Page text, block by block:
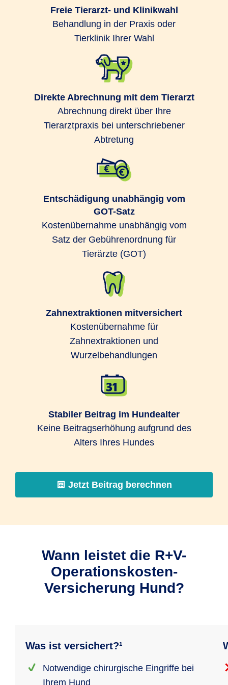
Freie Tierarzt- und Klinikwahl
Behandlung in der Praxis oder
Tierklinik Ihrer Wahl
Direkte Abrechnung mit dem Tierarzt
Abrechnung direkt über Ihre
Tierarztpraxis bei unterschriebener
Abtretung
Entschädigung unabhängig vom
GOT-Satz
Kostenübernahme unabhängig vom
Satz der Gebührenordnung für
Tierärzte (GOT)
Zahnextraktionen mitversichert
Kostenübernahme für
Zahnextraktionen und
Wurzelbehandlungen
Stabiler Beitrag im Hundealter
Keine Beitragserhöhung aufgrund des
Alters Ihres Hundes
Jetzt Beitrag berechnen
Wann leistet die R+V-
Operationskosten-
Versicherung Hund?
Was ist versichert?¹
Notwendige chirurgische Eingriffe bei
Ihrem Hund